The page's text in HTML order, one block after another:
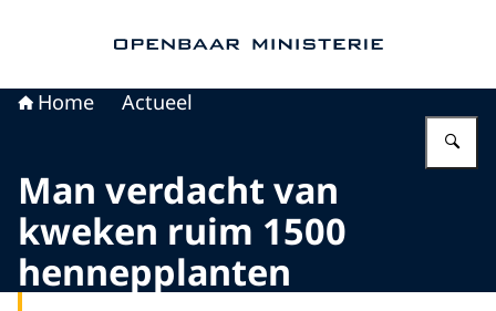
Home Actueel
Man verdacht van
kweken ruim 1500
hennepplanten